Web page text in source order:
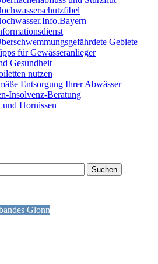
Gebiete
für Gewässeranlieger
Gesundheit
nutzen
Entsorgung Ihrer Abwässer
Insolvenz-Beratung
und Hornissen
Glonn